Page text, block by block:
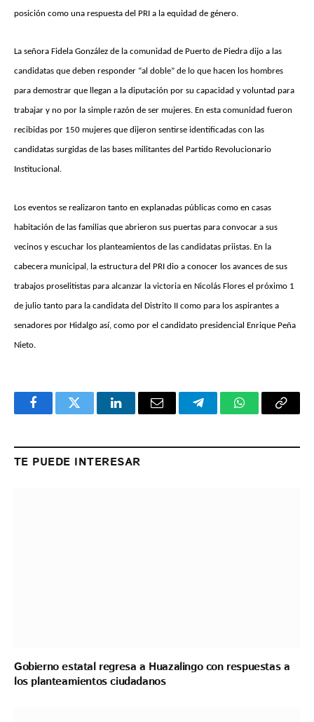
posición como una respuesta del PRI a la equidad de género.
La señora Fidela González de la comunidad de Puerto de Piedra dijo a las
candidatas que deben responder “al doble” de lo que hacen los hombres
para demostrar que llegan a la diputación por su capacidad y voluntad para
trabajar y no por la simple razón de ser mujeres. En esta comunidad fueron
recibidas por 150 mujeres que dijeron sentirse identificadas con las
candidatas surgidas de las bases militantes del Partido Revolucionario
Institucional.
Los eventos se realizaron tanto en explanadas públicas como en casas
habitación de las familias que abrieron sus puertas para convocar a sus
vecinos y escuchar los planteamientos de las candidatas priistas. En la
cabecera municipal, la estructura del PRI dio a conocer los avances de sus
trabajos proselitistas para alcanzar la victoria en Nicolás Flores el próximo 1
de julio tanto para la candidata del Distrito II como para los aspirantes a
senadores por Hidalgo así, como por el candidato presidencial Enrique Peña
Nieto.
FacebookTwitter LinkedInEmail TelegramWhatsApp
Copy
TE PUEDE INTERESAR
Gobierno estatal regresa a Huazalingo con respuestas a
los planteamientos ciudadanos